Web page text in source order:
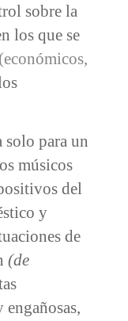
sobre la
los que se
(económicos,
solo para un
músicos
del
y
de
(de